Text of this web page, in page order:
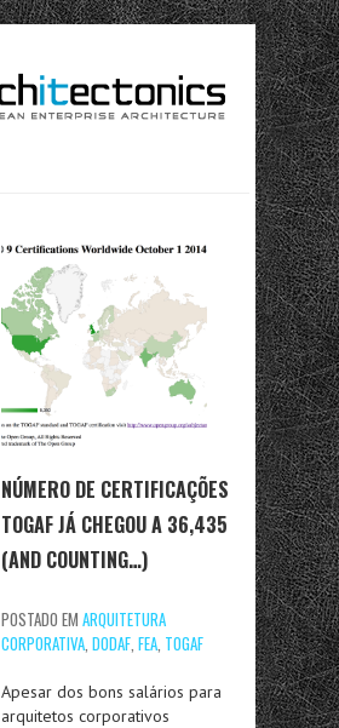
NÚMERO DE CERTIFICAÇÕES
TOGAF JÁ CHEGOU A 36,435
(AND COUNTING…)
POSTADO EM ARQUITETURA
CORPORATIVA, DODAF, FEA, TOGAF
Apesar dos bons salários para
arquitetos corporativos